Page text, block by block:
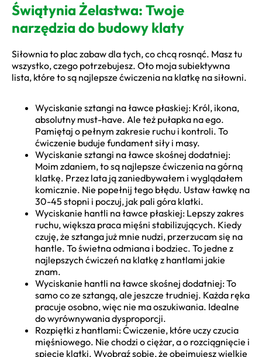
Świątynia Żelastwa: Twoje
narzędzia do budowy klaty
Siłownia to plac zabaw dla tych, co chcą rosnąć. Masz tu
wszystko, czego potrzebujesz. Oto moja subiektywna
lista, które to są najlepsze ćwiczenia na klatkę na siłowni.
Wyciskanie sztangi na ławce płaskiej: Król, ikona,
absolutny must-have. Ale też pułapka na ego.
Pamiętaj o pełnym zakresie ruchu i kontroli. To
ćwiczenie buduje fundament siły i masy.
Wyciskanie sztangi na ławce skośnej dodatniej:
Moim zdaniem, to są najlepsze ćwiczenia na górną
klatkę. Przez lata ją zaniedbywałem i wyglądałem
komicznie. Nie popełnij tego błędu. Ustaw ławkę na
30-45 stopni i poczuj, jak pali góra klatki.
Wyciskanie hantli na ławce płaskiej: Lepszy zakres
ruchu, większa praca mięśni stabilizujących. Kiedy
czuję, że sztanga już mnie nudzi, przerzucam się na
hantle. To świetna odmiana i bodziec. To jedne z
najlepszych ćwiczeń na klatkę z hantlami jakie
znam.
Wyciskanie hantli na ławce skośnej dodatniej: To
samo co ze sztangą, ale jeszcze trudniej. Każda ręka
pracuje osobno, więc nie ma oszukiwania. Idealne
do wyrównywania dysproporcji.
Rozpiętki z hantlami: Ćwiczenie, które uczy czucia
mięśniowego. Nie chodzi o ciężar, a o rozciągnięcie i
spięcie klatki. Wyobraź sobie, że obejmujesz wielkie